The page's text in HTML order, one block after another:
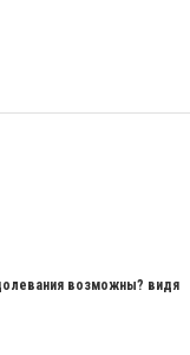
возможны? видя